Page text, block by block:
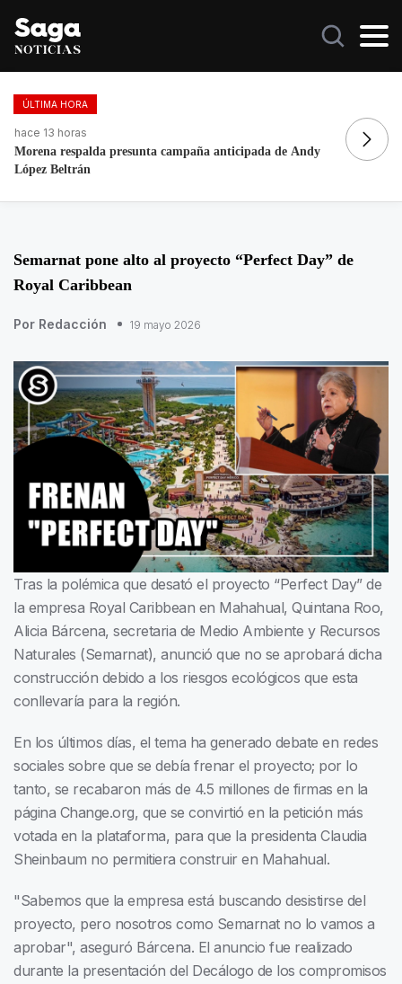
ÚLTIMA HORA
hace 13 horas
Morena respalda presunta campaña anticipada de Andy
López Beltrán
Semarnat pone alto al proyecto “Perfect Day” de
Royal Caribbean
Por Redacción 19 mayo 2026
Tras la polémica que desató el proyecto “Perfect Day” de
la empresa Royal Caribbean en Mahahual, Quintana Roo,
Alicia Bárcena, secretaria de Medio Ambiente y Recursos
Naturales (Semarnat), anunció que no se aprobará dicha
construcción debido a los riesgos ecológicos que esta
conllevaría para la región.
En los últimos días, el tema ha generado debate en redes
sociales sobre que se debía frenar el proyecto; por lo
tanto, se recabaron más de 4.5 millones de firmas en la
página Change.org, que se convirtió en la petición más
votada en la plataforma, para que la presidenta Claudia
Sheinbaum no permitiera construir en Mahahual.
"Sabemos que la empresa está buscando desistirse del
proyecto, pero nosotros como Semarnat no lo vamos a
aprobar", aseguró Bárcena. El anuncio fue realizado
durante la presentación del Decálogo de los compromisos